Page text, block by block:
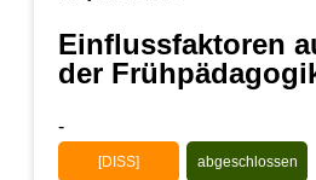
Einflussfaktoren
der
-
[DISS] abgeschlossen